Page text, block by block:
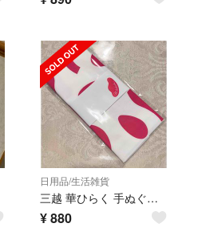
日用品/生活雑貨
三越 華ひらく 手ぬぐい ふきん 新品
¥880